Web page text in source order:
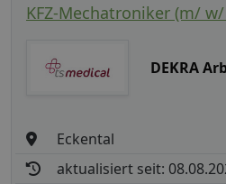
KFZ-Mechatroniker (m/
DEKRA
Eckental
aktualisiert seit: